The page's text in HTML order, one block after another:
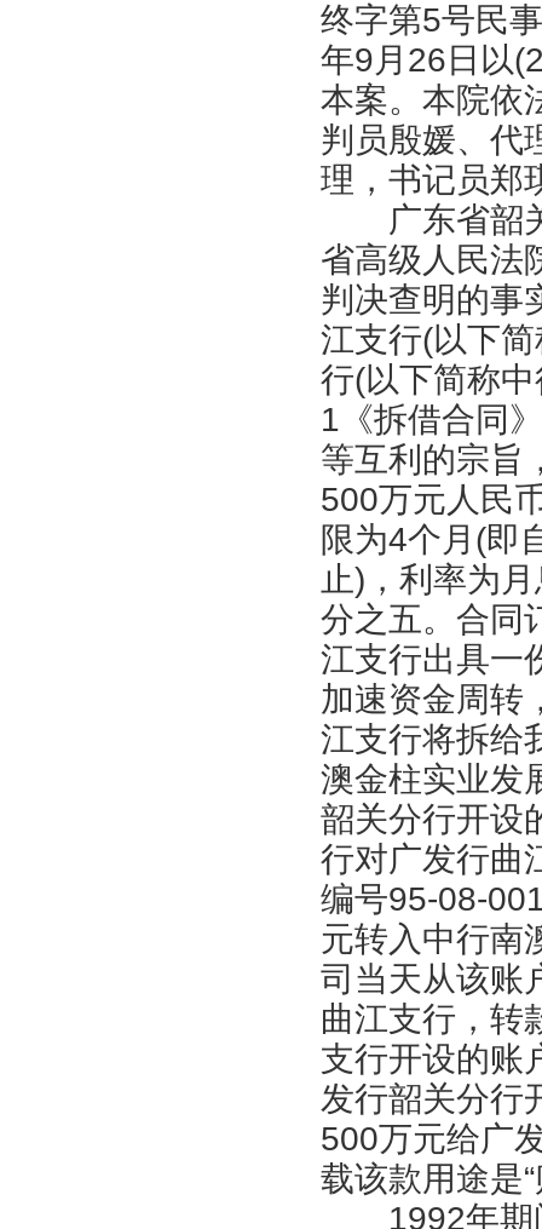
终字第5号民
年9月26日以
本案。本院依
判员殷媛、代
理，书记员郑
广东省韶关
省高级人民法
判决查明的事
江支行(以下
行(以下简称
1《拆借合同
等互利的宗旨
500万元人民
限为4个月(即
止)，利率为
分之五。合同
江支行出具一
加速资金周转
江支行将拆给
澳金柱实业发
韶关分行开设
行对广发行曲
编号95-08-
元转入中行南
司当天从该账
曲江支行，转
支行开设的账
发行韶关分行
500万元给广
载该款用途是
1992年期间